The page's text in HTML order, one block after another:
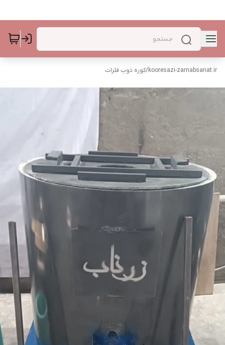
kooresazi-zarnabsanat.ir
/کوره ذوب فلزات